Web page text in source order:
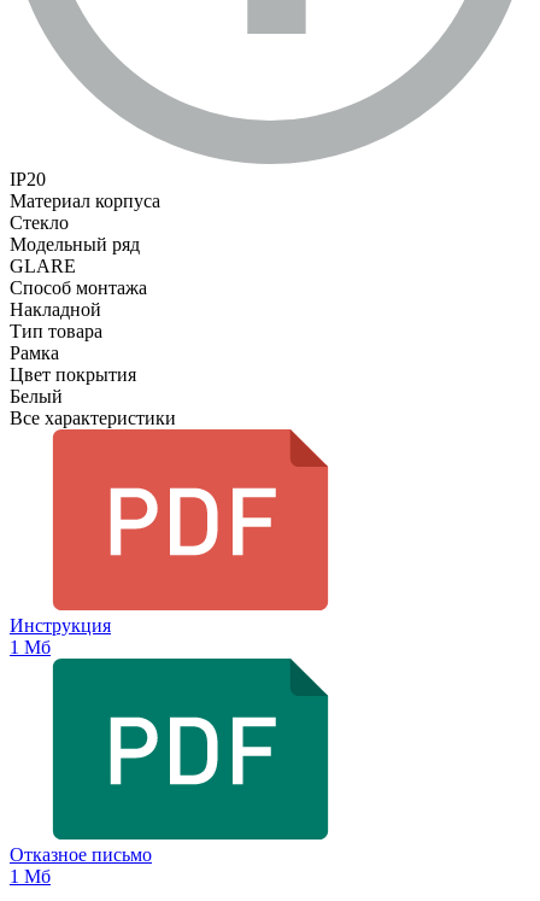
IP20
Материал корпуса
Стекло
Модельный ряд
GLARE
Способ монтажа
Накладной
Тип товара
Рамка
Цвет покрытия
Белый
Все характеристики
Инструкция
1 Мб
Отказное письмо
1 Мб